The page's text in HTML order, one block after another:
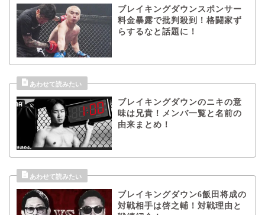
ブレイキングダウンスポンサー
料金暴露で批判殺到！格闘家ず
らするなと話題に！
ブレイキングダウンのニキの意
味は兄貴！メンバ一覧と名前の
由来まとめ！
ブレイキングダウン6飯田将成の
対戦相手は啓之輔！対戦理由と